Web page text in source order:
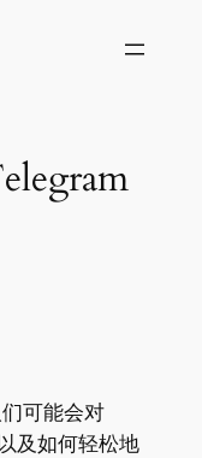
可能会对
及如何轻松地